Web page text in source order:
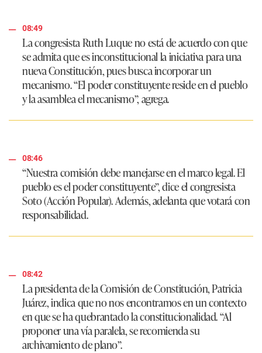
08:49
La congresista Ruth Luque no está de acuerdo con que
se admita que es inconstitucional la iniciativa para una
nueva Constitución, pues busca incorporar un
mecanismo.“El poder constituyente reside en el pueblo
y la asamblea el mecanismo”, agrega.
08:46
“Nuestra comisión debe manejarse en el marco legal. El
pueblo es el poder constituyente”, dice el congresista
Soto (Acción Popular). Además, adelanta que votará con
responsabilidad.
08:42
La presidenta de la Comisión de Constitución, Patricia
Juárez, indica que no nos encontramos en un contexto
en que se ha quebrantado la constitucionalidad.“Al
proponer una vía paralela, se recomienda su
archivamiento de plano”.